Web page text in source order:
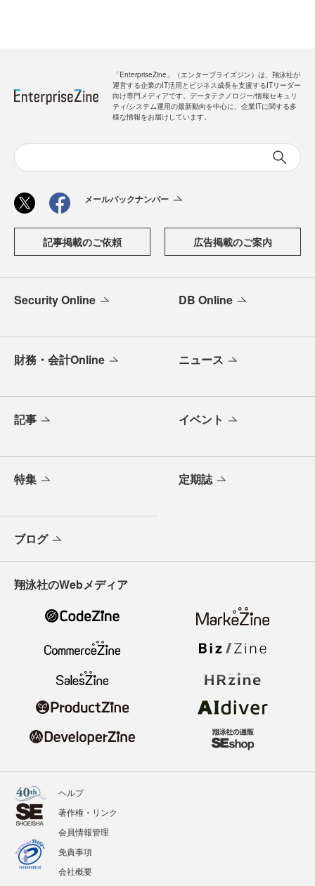
「EnterpriseZine」（エンタープライズジン）は、翔泳社が
運営する企業のIT活用とビジネス成長を支援するITリーダー
向け専門メディアです。データテクノロジー/情報セキュリ
ティ/システム運用の最新動向を中心に、企業ITに関する多
様な情報をお届けしています。
メールバックナンバー
記事掲載のご依頼 広告掲載のご案内
Security Online DB Online
財務・会計Online ニュース
記事 イベント
特集 定期誌
ブログ
翔泳社のWebメディア
ヘルプ
著作権・リンク
会員情報管理
免責事項
会社概要